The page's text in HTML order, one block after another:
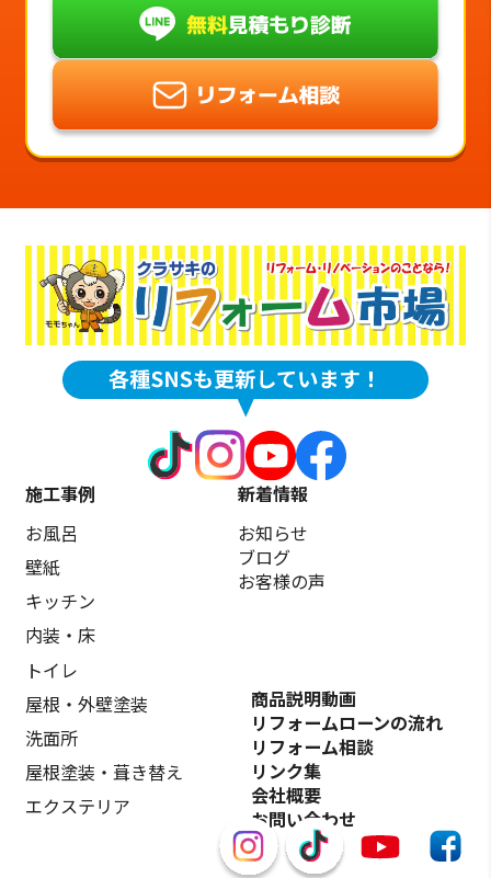
施工事例
お風呂
壁紙
キッチン
内装・床
トイレ
屋根・外壁塗装
洗面所
屋根塗装・葺き替え
エクステリア
新着情報
お知らせ
ブログ
お客様の声
商品説明動画
リフォームローンの流れ
リフォーム相談
リンク集
会社概要
お問い合わせ